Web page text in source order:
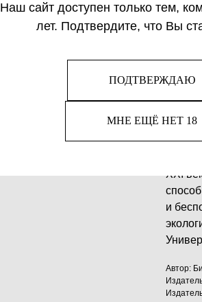
Наш сайт доступен только тем,
лет. Подтвердите, что Вы
ПОДТВЕРЖДАЮ
МНЕ ЕЩЁ НЕТ 18
то
для
XXI
и
Автор: